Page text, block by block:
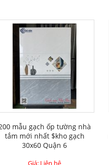
mẫu gạch ốp tường nhà
tắm mới nhất $kho gạch
30x60 Quận 6
Giá: Liên hệ